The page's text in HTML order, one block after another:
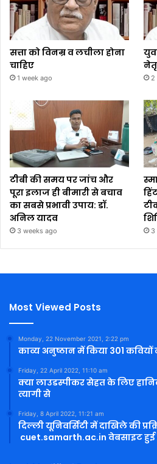
सत्ता को विनम्र व लचीला होना
चाहिए
1 week ago 2
टीबी की समय पर जांच और
पूरा इलाज ही बीमारी से बचाव
का सबसे प्रभावी उपाय: डॉ.
अनिल यादव
3 weeks ago 3
Most Viewed Posts
Monday, 22 November 2021, 2:22 pm
काव्य अनुष्ठान में किया 301 कवियों
Friday, 22 April 2022, 11:10 am
क्या लाउडस्पीकर सेहत के लिए
त्यागी से
Friday, 8 April 2022, 11:21 am
दिल्ली यूनिवर्सिटी में दाखिले की
cuet.samarth.ac.in वेबसाइट हुई